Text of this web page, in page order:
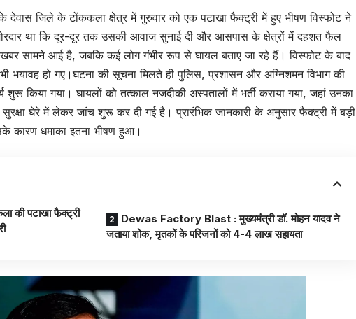
देवास जिले के टोंककला क्षेत्र में गुरुवार को एक पटाखा फैक्ट्री में हुए भीषण विस्फोट ने
था कि दूर-दूर तक उसकी आवाज सुनाई दी और आसपास के क्षेत्रों में दहशत फैल
सामने आई है, जबकि कई लोग गंभीर रूप से घायल बताए जा रहे हैं। विस्फोट के बाद
हो गए।घटना की सूचना मिलते ही पुलिस, प्रशासन और अग्निशमन विभाग की
शुरू किया गया। घायलों को तत्काल नजदीकी अस्पतालों में भर्ती कराया गया, जहां उनका
सुरक्षा घेरे में लेकर जांच शुरू कर दी गई है। प्रारंभिक जानकारी के अनुसार फैक्ट्री में बड़ी
कारण धमाका इतना भीषण हुआ।
की पटाखा फैक्ट्री
Dewas Factory Blast : मुख्यमंत्री डॉ. मोहन यादव ने
जताया शोक, मृतकों के परिजनों को 4-4 लाख सहायता